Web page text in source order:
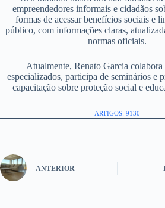
empreendedores informais e cidadãos
formas de acessar benefícios sociais e
público, com informações claras,
normas oficiais.
Atualmente, Renato Garcia colabora
especializados, participa de seminários e
capacitação sobre proteção social e
ARTIGOS: 9130
ANTERIOR